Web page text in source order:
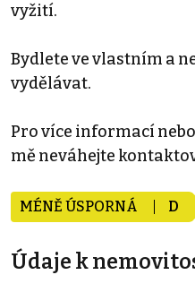
vyžití.
Bydlete ve vlastním a
vydělávat.
Pro více informací
mě neváhejte
MÉNĚ ÚSPORNÁ D
Údaje k